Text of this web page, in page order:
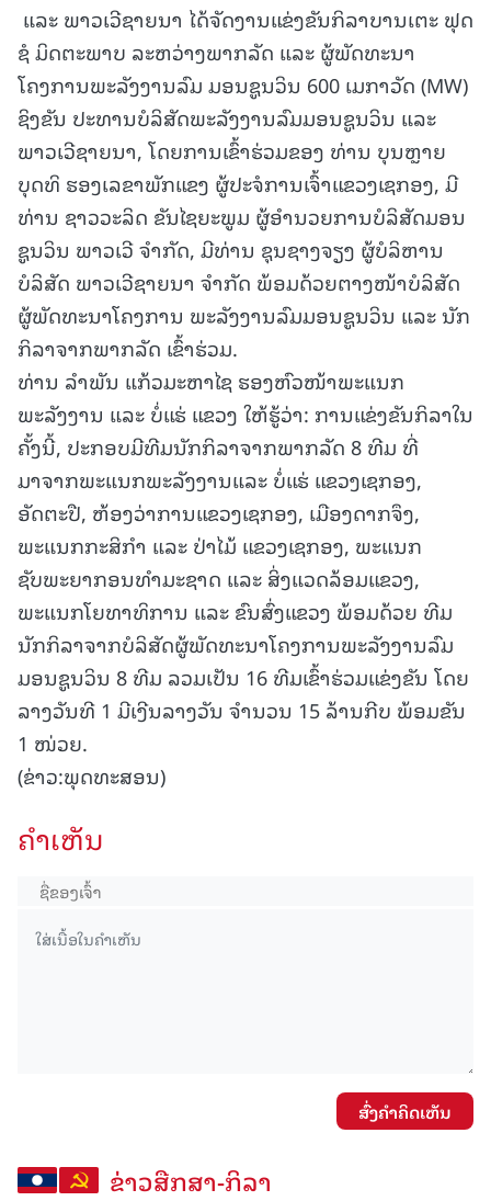
ແລະ ພາວເວີຊາຍນາ ໄດ້ຈັດງານແຂ່ງຂັນກິລາບານເຕະ ຟຸດ
ຊໍ ມິດຕະພາບ ລະຫວ່າງພາກລັດ ແລະ ຜູ້ພັດທະນາ
ໂຄງການພະລັງງານລົມ ມອນຊູນວິນ 600 ເມກາວັດ (MW)
ຊິງຂັນ ປະທານບໍລິສັດພະລັງງານລົມມອນຊູນວິນ ແລະ
ພາວເວີຊາຍນາ, ໂດຍການເຂົ້າຮ່ວມຂອງ ທ່ານ ບຸນຫຼາຍ
ບຸດທິ ຮອງເລຂາພັກແຂງ ຜູ້ປະຈໍການເຈົ້າແຂວງເຊກອງ, ມີ
ທ່ານ ຊາວວະລິດ ຂັນໄຊຍະພູມ ຜູ້ອໍານວຍການບໍລິສັດມອນ
ຊູນວິນ ພາວເວີ ຈໍາກັດ, ມີທ່ານ ຊຸນຊາງຈຽງ ຜູ້ບໍລິຫານ
ບໍລິສັດ ພາວເວີຊາຍນາ ຈໍາກັດ ພ້ອມດ້ວຍຕາງໜ້າບໍລິສັດ
ຜູ້ພັດທະນາໂຄງການ ພະລັງງານລົມມອນຊູນວິນ ແລະ ນັກ
ກິລາຈາກພາກລັດ ເຂົ້າຮ່ວມ.
ທ່ານ ລຳພັນ ແກ້ວມະຫາໄຊ ຮອງຫົວໜ້າພະແນກ
ພະລັງງານ ແລະ ບໍ່ແຮ່ ແຂວງ ໃຫ້ຮູ້ວ່າ: ການແຂ່ງຂັນກິລາໃນ
ຄັ້ງນີ້, ປະກອບມີທີມນັກກິລາຈາກພາກລັດ 8 ທີມ ທີ່
ມາຈາກພະແນກພະລັງງານແລະ ບໍ່ແຮ່ ແຂວງເຊກອງ,
ອັດຕະປື, ຫ້ອງວ່າການແຂວງເຊກອງ, ເມືອງດາກຈຶງ,
ພະແນກກະສິກຳ ແລະ ປ່າໄມ້ ແຂວງເຊກອງ, ພະແນກ
ຊັບພະຍາກອນທຳມະຊາດ ແລະ ສິ່ງແວດລ້ອມແຂວງ,
ພະແນກໂຍທາທິການ ແລະ ຂົນສົ່ງແຂວງ ພ້ອມດ້ວຍ ທີມ
ນັກກິລາຈາກບໍລິສັດຜູ້ພັດທະນາໂຄງການພະລັງງານລົມ
ມອນຊູນວິນ 8 ທີມ ລວມເປັນ 16 ທີມເຂົ້າຮ່ວມແຂ່ງຂັນ ໂດຍ
ລາງວັນທີ 1 ມີເງີນລາງວັນ ຈໍານວນ 15 ລ້ານກີບ ພ້ອມຂັນ
1 ໜ່ວຍ.
(ຂ່າວ:ພຸດທະສອນ)
ຄໍາເຫັນ
ສົ່ງຄໍາຄິດເຫັນ
ຂ່າວສືກສາ-ກິລາ